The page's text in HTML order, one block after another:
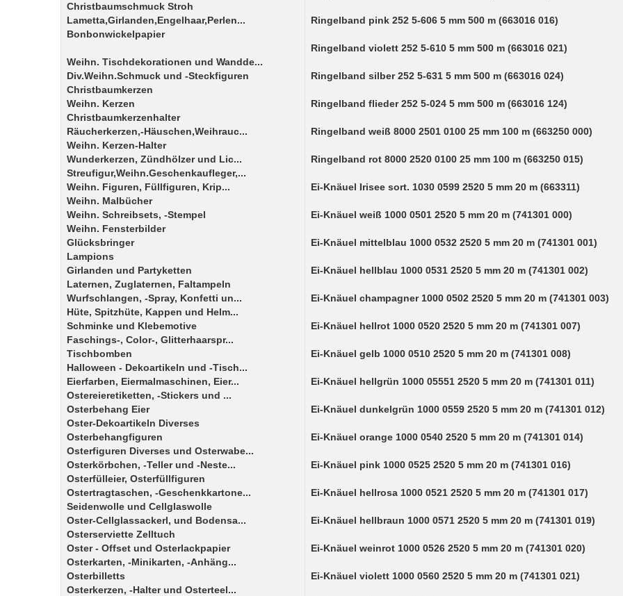
Christbaumschmuck Stroh
Lametta,Girlanden,Engelhaar,Perlen...
Bonbonwickelpapier
Weihn. Tischdekorationen und Wandde...
Div.Weihn.Schmuck und -Steckfiguren
Christbaumkerzen
Weihn. Kerzen
Christbaumkerzenhalter
Räucherkerzen,-Häuschen,Weihrauc...
Weihn. Kerzen-Halter
Wunderkerzen, Zündhölzer und Lic...
Streufigur,Weihn.Geschenkaufleger,...
Weihn. Figuren, Füllfiguren, Krip...
Weihn. Malbücher
Weihn. Schreibsets, -Stempel
Weihn. Fensterbilder
Glücksbringer
Lampions
Girlanden und Partyketten
Laternen, Zuglaternen, Faltampeln
Wurfschlangen, -Spray, Konfetti un...
Hüte, Spitzhüte, Kappen und Helm...
Schminke und Klebemotive
Faschings-, Color-, Glitterhaarspr...
Tischbomben
Halloween - Dekoartikeln und -Tisch...
Eierfarben, Eiermalmaschinen, Eier...
Ostereieretiketten, -Stickers und ...
Osterbehang Eier
Oster-Dekoartikeln Diverses
Osterbehangfiguren
Osterfiguren Diverses und Osterwabe...
Osterkörbchen, -Teller und -Neste...
Osterfülleier, Osterfüllfiguren
Ostertragtaschen, -Geschenkkartone...
Seidenwolle und Cellglaswolle
Oster-Cellglassackerl, und Bodensa...
Osterserviette Zelltuch
Oster - Offset und Osterlackpapier
Osterkarten, -Minikarten, -Anhäng...
Osterbilletts
Osterkerzen, -Halter und Osterteel...
Ringelband pink 252 5-606 5 mm 500 m (663016 016)
Ringelband violett 252 5-610 5 mm 500 m (663016 021)
Ringelband silber 252 5-631 5 mm 500 m (663016 024)
Ringelband flieder 252 5-024 5 mm 500 m (663016 124)
Ringelband weiß 8000 2501 0100 25 mm 100 m (663250 000)
Ringelband rot 8000 2520 0100 25 mm 100 m (663250 015)
Ei-Knäuel Irisee sort. 1030 0599 2520 5 mm 20 m (663311)
Ei-Knäuel weiß 1000 0501 2520 5 mm 20 m (741301 000)
Ei-Knäuel mittelblau 1000 0532 2520 5 mm 20 m (741301 001)
Ei-Knäuel hellblau 1000 0531 2520 5 mm 20 m (741301 002)
Ei-Knäuel champagner 1000 0502 2520 5 mm 20 m (741301 003)
Ei-Knäuel hellrot 1000 0520 2520 5 mm 20 m (741301 007)
Ei-Knäuel gelb 1000 0510 2520 5 mm 20 m (741301 008)
Ei-Knäuel hellgrün 1000 05551 2520 5 mm 20 m (741301 011)
Ei-Knäuel dunkelgrün 1000 0559 2520 5 mm 20 m (741301 012)
Ei-Knäuel orange 1000 0540 2520 5 mm 20 m (741301 014)
Ei-Knäuel pink 1000 0525 2520 5 mm 20 m (741301 016)
Ei-Knäuel hellrosa 1000 0521 2520 5 mm 20 m (741301 017)
Ei-Knäuel hellbraun 1000 0571 2520 5 mm 20 m (741301 019)
Ei-Knäuel weinrot 1000 0526 2520 5 mm 20 m (741301 020)
Ei-Knäuel violett 1000 0560 2520 5 mm 20 m (741301 021)